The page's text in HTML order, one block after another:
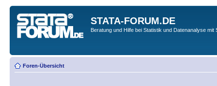
STATA-FORUM.DE
Beratung und Hilfe bei Statistik und Datenanalyse mit
Foren-Übersicht